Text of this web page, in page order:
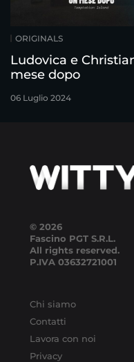
ORIGINALS
Ludovica e
mese dopo
06 Luglio 2024
© 2026
Fascino PGT S.R.L.
All rights reserved.
P.IVA 03632721001
Chi siamo
Contatti
Lavora con noi
Privacy